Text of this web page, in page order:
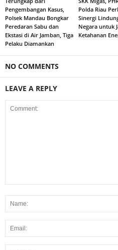
Pengembangan Kasus,
Polsek Mandau Bongkar
Peredaran Sabu dan
Ekstasi di Air Jamban, Tiga
Pelaku Diamankan
Polda Riau
Sinergi
Negara untuk
Ketahanan
NO COMMENTS
LEAVE A REPLY